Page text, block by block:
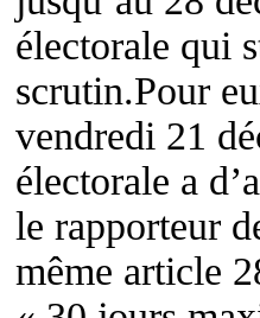
électorale qui
scrutin.Pour
vendredi 21
électorale a
le rapporteur
même article